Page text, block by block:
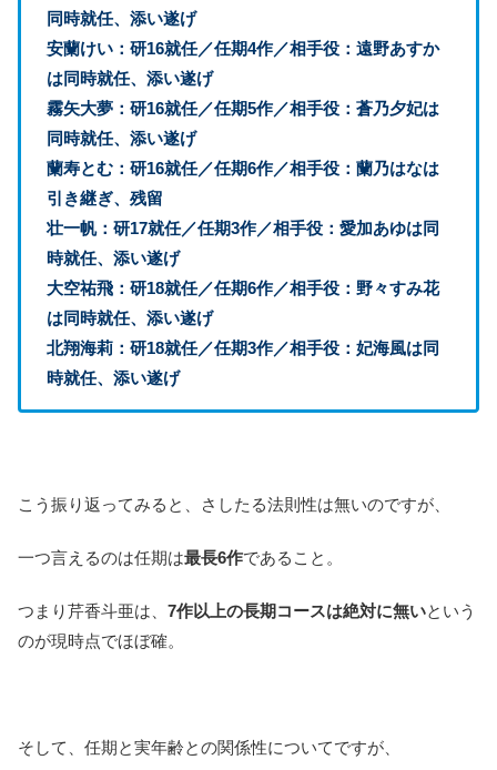
同時就任、添い遂げ
安蘭けい：研16就任／任期4作／相手役：遠野あすか
は同時就任、添い遂げ
霧矢大夢：研16就任／任期5作／相手役：蒼乃夕妃は
同時就任、添い遂げ
蘭寿とむ：研16就任／任期6作／相手役：蘭乃はなは
引き継ぎ、残留
壮一帆：研17就任／任期3作／相手役：愛加あゆは同
時就任、添い遂げ
大空祐飛：研18就任／任期6作／相手役：野々すみ花
は同時就任、添い遂げ
北翔海莉：研18就任／任期3作／相手役：妃海風は同
時就任、添い遂げ
こう振り返ってみると、さしたる法則性は無いのですが、
一つ言えるのは任期は最長6作であること。
つまり芹香斗亜は、 7作以上の長期コースは絶対に無いという
のが現時点でほぼ確。
そして、任期と実年齢との関係性についてですが、